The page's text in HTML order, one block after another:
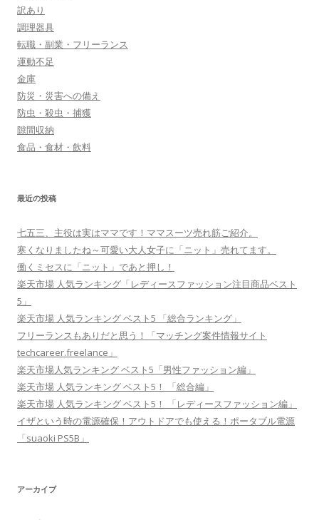
訳あり
調理器具
転職・副業・フリーランス
運動不足
金庫
防災・災害への備え
防虫・殺虫・捕獲
隙間収納
食品・食材・飲料
最近の投稿
七五三、主役は実はママです！ママスーツ売れ筋ご紹介。
寒くなりましたね～可愛い大人女子に「ニット」売れてます。
働くミセスに「ニット」であと押し！
楽天市場 人気ランキング「レディースファッション注目商品ベスト
5」
楽天市場 人気ランキング ベスト5 「総合ランキング」
フリーランスもありだと思う！「マッチング案件情報サイト
techcareer.freelance」
楽天市場人気ランキング ベスト5「男性ファッション編」
楽天市場 人気ランキング ベスト5！ 「総合編」
楽天市場 人気ランキング ベスト5！ 「レディースファッション編」
イザという時の電源確保！アウトドアでも使える！ポータブル電源
「suaoki PS5B」
アーカイブ